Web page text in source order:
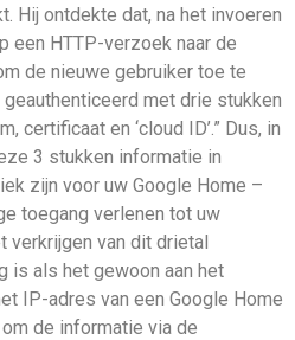
Hij ontdekte dat, na het invoeren
een HTTP-verzoek naar de
de nieuwe gebruiker toe te
met drie stukken
certificaat en ‘cloud ID’.” Dus, in
3 stukken informatie in
zijn voor uw Google Home –
toegang verlenen tot uw
verkrijgen van dit drietal
is als het gewoon aan het
IP-adres van een Google Home
de informatie via de